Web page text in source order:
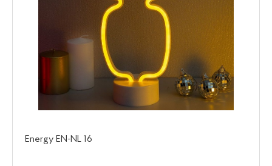
Energy EN-NL 16